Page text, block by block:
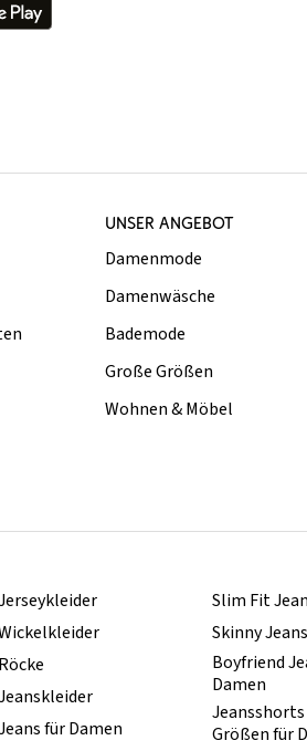
UNSER ANGEBOT
Damenmode
Damenwäsche
Bademode
Große Größen
Wohnen & Möbel
Röcke
für Damen
Slim Fit
Skinny
Boyfriend
Damen
Größen für